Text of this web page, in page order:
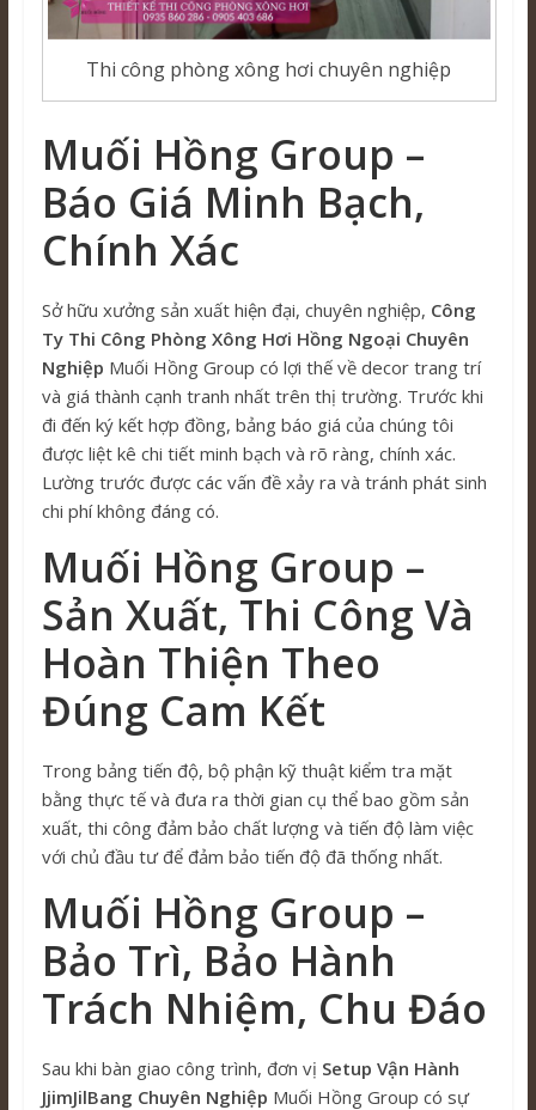
Thi công phòng xông hơi chuyên nghiệp
Muối Hồng Group –
Báo Giá Minh Bạch,
Chính Xác
Sở hữu xưởng sản xuất hiện đại, chuyên nghiệp, Công
Ty Thi Công Phòng Xông Hơi Hồng Ngoại Chuyên
Nghiệp Muối Hồng Group có lợi thế về decor trang trí
và giá thành cạnh tranh nhất trên thị trường. Trước khi
đi đến ký kết hợp đồng, bảng báo giá của chúng tôi
được liệt kê chi tiết minh bạch và rõ ràng, chính xác.
Lường trước được các vấn đề xảy ra và tránh phát sinh
chi phí không đáng có.
Muối Hồng Group –
Sản Xuất, Thi Công Và
Hoàn Thiện Theo
Đúng Cam Kết
Trong bảng tiến độ, bộ phận kỹ thuật kiểm tra mặt
bằng thực tế và đưa ra thời gian cụ thể bao gồm sản
xuất, thi công đảm bảo chất lượng và tiến độ làm việc
với chủ đầu tư để đảm bảo tiến độ đã thống nhất.
Muối Hồng Group –
Bảo Trì, Bảo Hành
Trách Nhiệm, Chu Đáo
Sau khi bàn giao công trình, đơn vị Setup Vận Hành
JjimJilBang Chuyên Nghiệp Muối Hồng Group có sự